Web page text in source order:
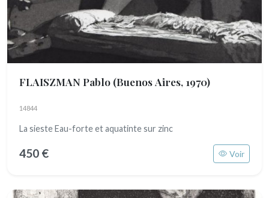
FLAISZMAN Pablo (Buenos Aires, 1970)
14844
La sieste Eau-forte et aquatinte sur zinc
450 € Voir